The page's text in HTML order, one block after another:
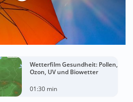
Wetterfilm Gesundheit: Pollen,
Ozon, UV und Biowetter
01:30 min